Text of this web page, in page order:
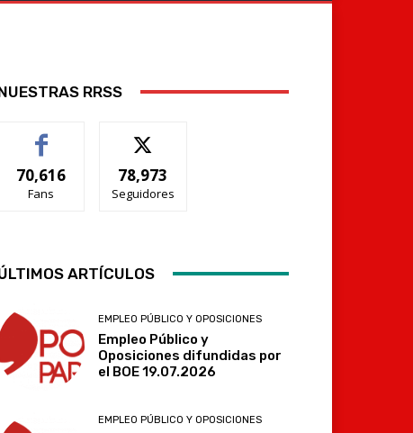
Telegram
RRSS
70,616
Fans
78,973
Seguidores
ARTÍCULOS
EMPLEO PÚBLICO Y OPOSICIONES
Empleo Público y
Oposiciones difundidas por
el BOE 19.07.2026
EMPLEO PÚBLICO Y OPOSICIONES